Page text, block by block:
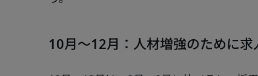
10月〜12月：人材増強のために求